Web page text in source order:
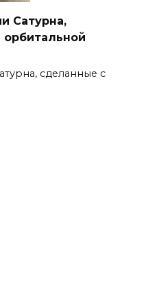
Сатурна,
сделанные с